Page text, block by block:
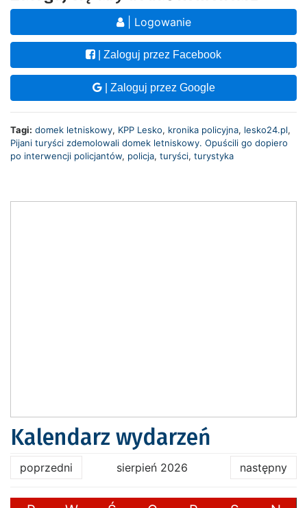
| Logowanie
| Zaloguj przez Facebook
| Zaloguj przez Google
Tagi: domek letniskowy, KPP Lesko, kronika policyjna, lesko24.pl,
Pijani turyści zdemolowali domek letniskowy. Opuścili go dopiero
po interwencji policjantów, policja, turyści, turystyka
Kalendarz wydarzeń
poprzedni sierpień 2026 następny